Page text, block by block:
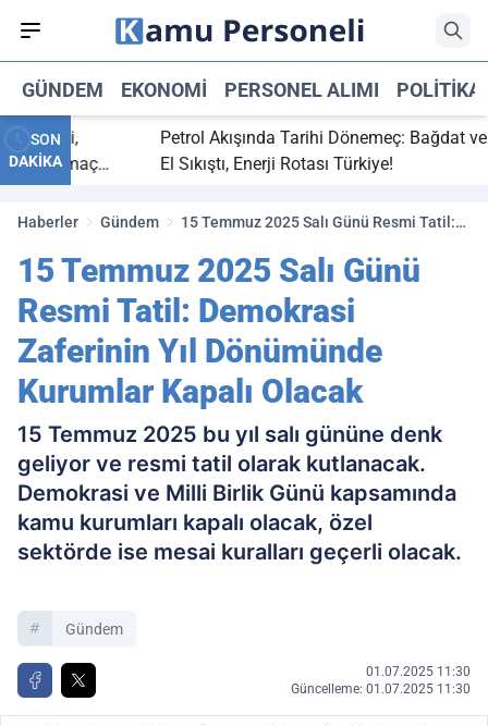
GÜNDEM EKONOMI PERSONEL ALIMI POLITIKA
SON
DAKİKA
bitti,
maç
Petrol Akışında Tarihi Dönemeç: Bağdat ve
El Sıkıştı, Enerji Rotası Türkiye!
Haberler Gündem
15 Temmuz 2025 Salı Günü Resmi Tatil:
Kurumlar Kapalı Olacak
15 Temmuz 2025 Salı Günü
Resmi Tatil: Demokrasi
Zaferinin Yıl Dönümünde
Kurumlar Kapalı Olacak
15 Temmuz 2025 bu yıl salı gününe denk
geliyor ve resmi tatil olarak kutlanacak.
Demokrasi ve Milli Birlik Günü kapsamında
kamu kurumları kapalı olacak, özel
sektörde ise mesai kuralları geçerli olacak.
Gündem
01.07.2025 11:30
Güncelleme: 01.07.2025 11:30